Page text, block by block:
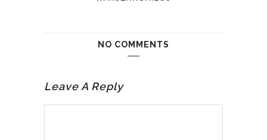
NO COMMENTS
Leave A Reply